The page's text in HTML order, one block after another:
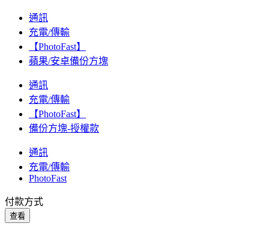
通訊
充電/傳輸
【PhotoFast】
蘋果/安卓備份方塊
通訊
充電/傳輸
【PhotoFast】
備份方塊-授權款
通訊
充電/傳輸
PhotoFast
付款方式
查看